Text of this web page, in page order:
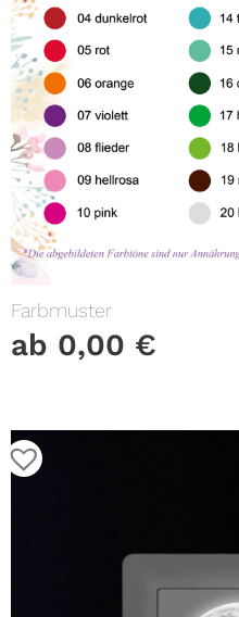
Farbmuster
ab 0,00 €